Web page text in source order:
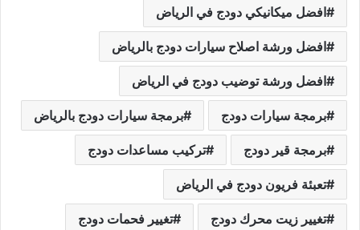
افضل ميكانيكي دودج في الرياض
افضل ورشة اصلاح سيارات دودج بالرياض
افضل ورشة توضيب دودج في الرياض
برمجة سيارات دودج برمجة سيارات دودج بالرياض
برمجة قير دودج تركيب مساعدات دودج
تعبئة فريون دودج في الرياض
تغيير زيت محرك دودج تغيير فحمات دودج